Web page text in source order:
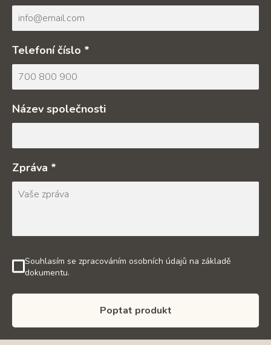
Telefoní číslo *
Název společnosti
Zpráva *
Souhlasím se zpracováním osobních údajů na základě
dokumentu.
Poptat produkt